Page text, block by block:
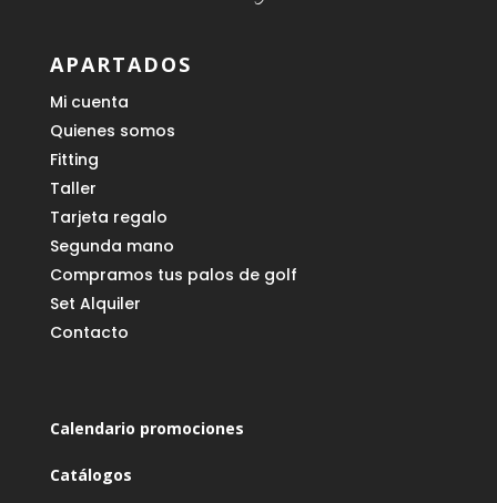
APARTADOS
Mi cuenta
Quienes somos
Fitting
Taller
Tarjeta regalo
Segunda mano
Compramos tus palos de golf
Set Alquiler
Contacto
Calendario promociones
Catálogos